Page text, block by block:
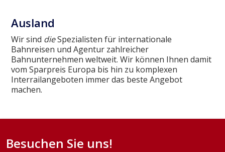
Ausland
Wir sind dieSpezialisten für internationale
Bahnreisen und Agentur zahlreicher
Bahnunternehmen weltweit. Wir können Ihnen damit
vom Sparpreis Europa bis hin zu komplexen
Interrailangeboten immer das beste Angebot
machen.
Besuchen Sie uns!